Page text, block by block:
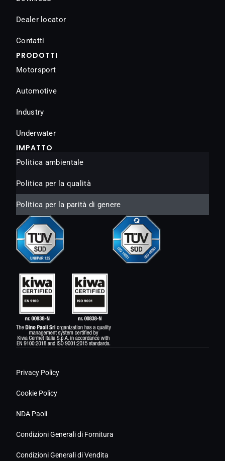
Dealer locator
Contatti
PRODOTTI
Motorsport
Automotive
Industry
Underwater
IMPATTO
Politica ambientale
Politica per la qualità
Politica per la parità di genere
Privacy Policy
Cookie Policy
NDA Paoli
Condizioni Generali di Fornitura
Condizioni Generali di Vendita